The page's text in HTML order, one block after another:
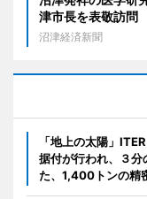
津市長を表敬訪問
沼津経済新聞
「地上の太陽」
据付が行われ、３分
た、1,400トンの精